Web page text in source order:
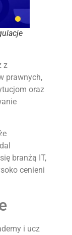
z
prawnych,
oraz
branżą IT,
cenieni
i ucz